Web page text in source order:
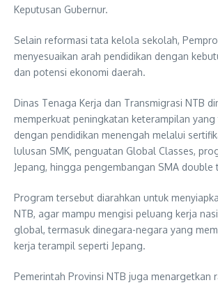
Keputusan Gubernur.
Selain reformasi tata kelola sekolah,
menyesuaikan arah pendidikan dengan
dan potensi ekonomi daerah.
Dinas Tenaga Kerja dan Transmigrasi NTB
memperkuat peningkatan keterampilan
dengan pendidikan menengah melalui
lulusan SMK, penguatan Global Classes,
Jepang, hingga pengembangan SMA double
Program tersebut diarahkan untuk
NTB, agar mampu mengisi peluang kerja
global, termasuk dinegara-negara yang
kerja terampil seperti Jepang.
Pemerintah Provinsi NTB juga menargetkan